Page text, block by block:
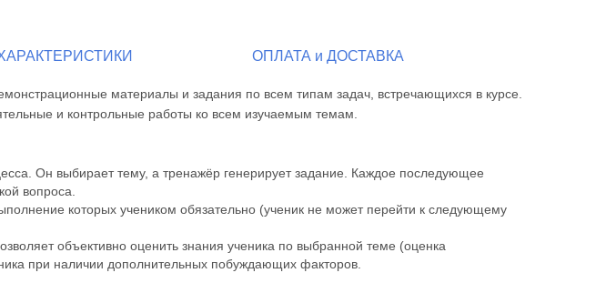
ОПЛАТА и ДОСТАВКА
материалы и задания по всем типам задач, встречающихся в курсе.
и контрольные работы ко всем изучаемым темам.
Он выбирает тему, а тренажёр генерирует задание. Каждое последующее
вопроса.
которых учеником обязательно (ученик не может перейти к следующему
объективно оценить знания ученика по выбранной теме (оценка
при наличии дополнительных побуждающих факторов.